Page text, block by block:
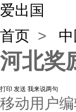
爱出国
首页 >
河北奖
打印 发送 我来说两句
移动用户